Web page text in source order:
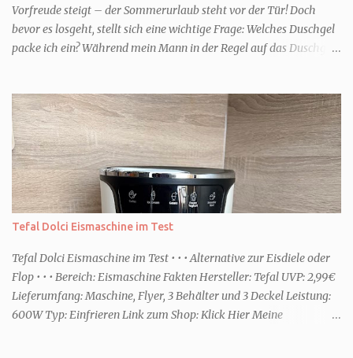
Vorfreude steigt – der Sommerurlaub steht vor der Tür! Doch
bevor es losgeht, stellt sich eine wichtige Frage: Welches Duschgel
packe ich ein? Während mein Mann in der Regel auf das Duschgel
Urlaub Entspannung und Wellness. Falls ihr ähnlich denkt, lasst
uns doch herausfinden, welcher Duschtyp ihr seid. TYP
GENIESSER Egal, ob Strand oder Städtetrip - für euch gehört
gutes Essen, ein guter Wein oder Cocktail, vielleicht ein gutes Buch
dazu. Ihr liebt es Sonnenuntergänge zu beobachten und genießt
einfach jeden Moment. Dann seid ihr wie ich der Typ Genießer.
Hier empfehle ich tatsächlich Düfte die zur Jahreszeit passen, weil
einem frisch-fruchtigen Duft, wie die Kneipp Aroma-Pflegedusche
“ Sommer Flirt ...
Tefal Dolci Eismaschine im Test
Tefal Dolci Eismaschine im Test • • • Alternative zur Eisdiele oder
Flop • • • Bereich: Eismaschine Fakten Hersteller: Tefal UVP: 2,99€
Lieferumfang: Maschine, Flyer, 3 Behälter und 3 Deckel Leistung:
600W Typ: Einfrieren Link zum Shop: Klick Hier Meine